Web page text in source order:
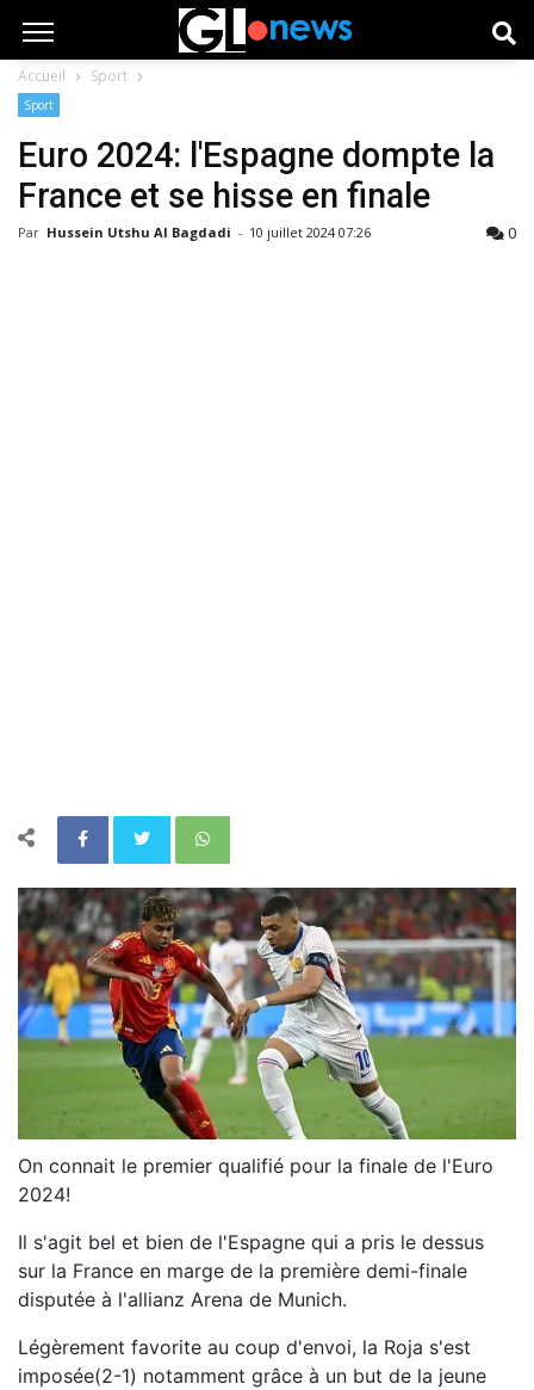
Accueil Sport
Sport
Euro 2024: l'Espagne dompte la
France et se hisse en finale
Par Hussein Utshu Al Bagdadi - 10 juillet 2024 07:26 0
On connait le premier qualifié pour la finale de l'Euro
2024!
Il s'agit bel et bien de l'Espagne qui a pris le dessus
sur la France en marge de la première demi-finale
disputée à l'allianz Arena de Munich.
Légèrement favorite au coup d'envoi, la Roja s'est
imposée(2-1) notamment grâce à un but de la jeune